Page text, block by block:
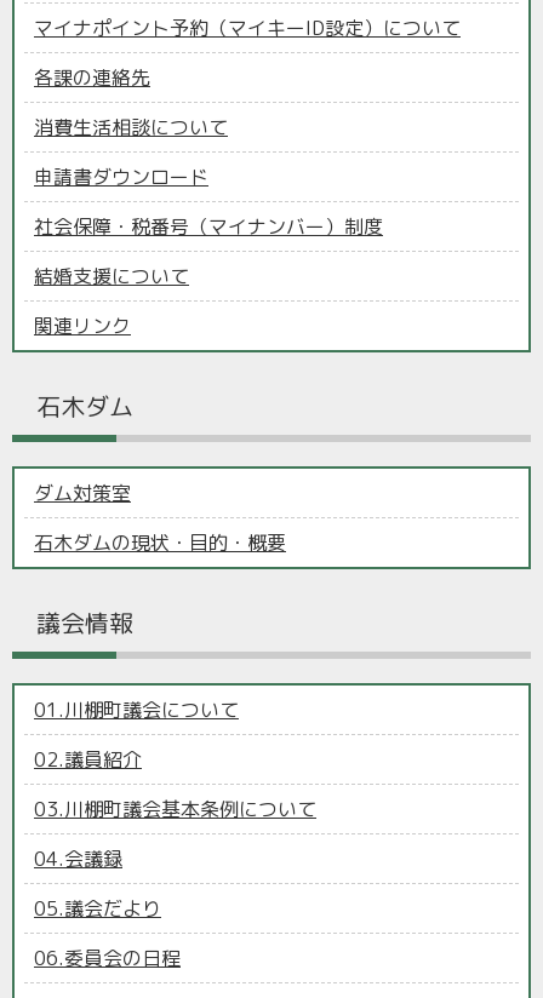
マイナポイント予約（マイキーID設定）について
各課の連絡先
消費生活相談について
申請書ダウンロード
社会保障・税番号（マイナンバー）制度
結婚支援について
関連リンク
石木ダム
ダム対策室
石木ダムの現状・目的・概要
議会情報
01.川棚町議会について
02.議員紹介
03.川棚町議会基本条例について
04.会議録
05.議会だより
06.委員会の日程